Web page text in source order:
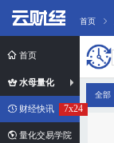
首页
水母量化
财经快讯 7x24
量化交易学院
首页
全部